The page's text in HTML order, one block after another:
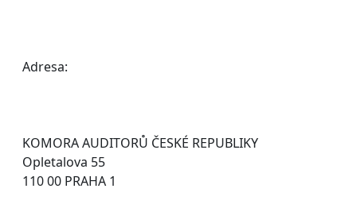
Adresa:
KOMORA AUDITORŮ ČESKÉ REPUBLIKY
Opletalova 55
110 00 PRAHA 1